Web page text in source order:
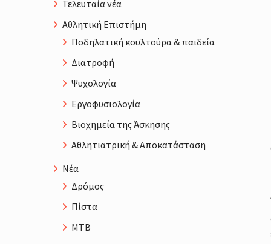
Τελευταία νέα
Αθλητική Επιστήμη
Ποδηλατική κουλτούρα & παιδεία
Διατροφή
Ψυχολογία
Εργοφυσιολογία
Βιοχημεία της Άσκησης
Αθλητιατρική & Αποκατάσταση
Νέα
Δρόμος
Πίστα
MTB